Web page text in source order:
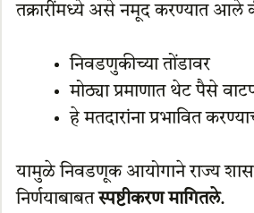
तक्रारींमध्ये असे नमूद करण्यात आले
निवडणुकीच्या तोंडावर
मोठ्या प्रमाणात थेट पैसे
हे मतदारांना प्रभावित
यामुळे निवडणूक आयोगाने राज्य
निर्णयाबाबतस्पष्टीकरण मागितले.